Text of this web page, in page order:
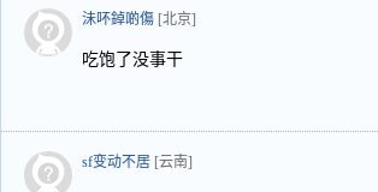
沬吥鋽啲傷 [北京]
吃饱了没事干
sf变动不居 [云南]